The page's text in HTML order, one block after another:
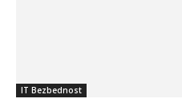
IT Bezbednost